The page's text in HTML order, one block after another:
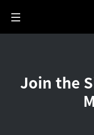
Toggle menu
Join the